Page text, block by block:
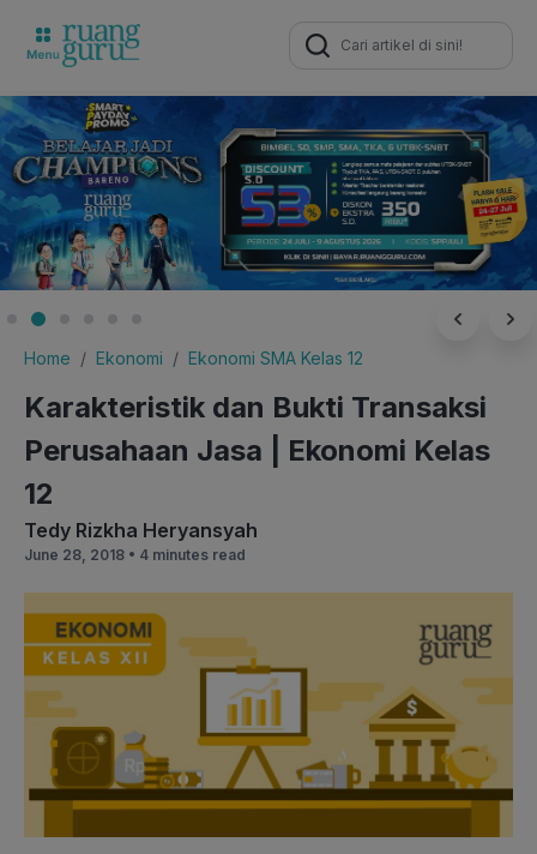
Search
for:
Home Ekonomi Ekonomi SMA Kelas 12
Karakteristik dan Bukti Transaksi
Perusahaan Jasa | Ekonomi Kelas
12
Tedy Rizkha Heryansyah
June 28, 2018 • 4 minutes read